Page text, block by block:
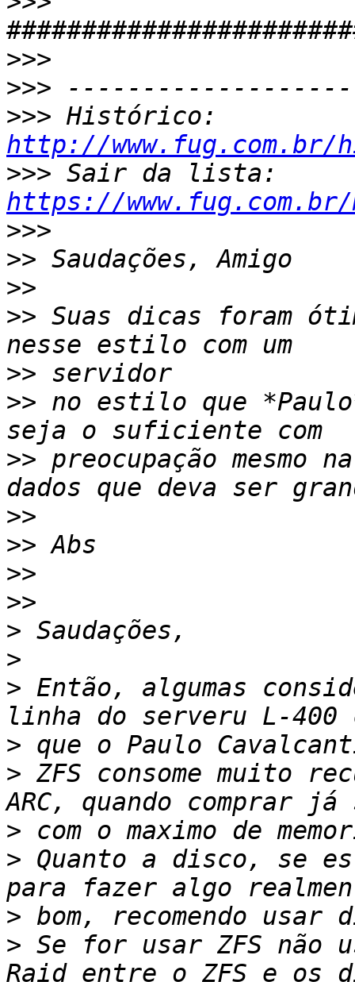
>>>
>>>
>>>
http://
>>>
https://
>>>
>>
>>
>> Suas dicas foram
>>
>> no estilo que
>> preocupação mesmo
>>
>>
>>
>>
>
>
> Então, algumas
>
> ZFS consome muito
>
> Quanto a disco, se
>
> Se for usar ZFS não